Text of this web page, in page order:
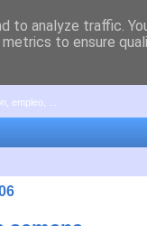
empleo, ...
to analyze traffic.
to ensure